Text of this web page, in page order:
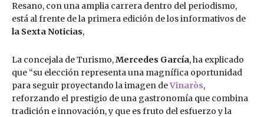
Resano, con una amplia carrera dentro del periodismo,
está al frente de la primera edición de los informativos de
la Sexta Noticias,
La concejala de Turismo,Mercedes García, ha explicado
que “su elección representa una magnífica oportunidad
para seguir proyectando la imagen deVinaròs,
reforzando el prestigio de una gastronomía que combina
tradición e innovación, y que es fruto del esfuerzo y la